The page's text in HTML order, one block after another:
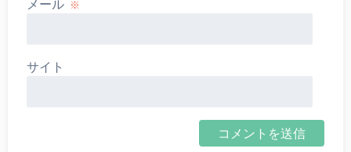
メール ※
サイト